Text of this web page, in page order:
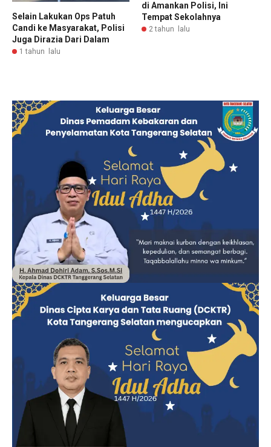
Selain Lakukan Ops Patuh
Candi ke Masyarakat, Polisi
Juga Dirazia Dari Dalam
1 tahun lalu
di Amankan Polisi, Ini
Tempat Sekolahnya
2 tahun lalu